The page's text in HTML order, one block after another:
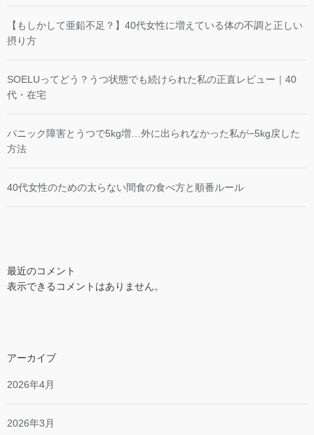
【もしかして亜鉛不足？】40代女性に増えている体の不調と正しい
摂り方
SOELUってどう？うつ状態でも続けられた私の正直レビュー｜40
代・在宅
パニック障害とうつで5kg増…外に出られなかった私が−5kg戻した
方法
40代女性のための太らない間食の食べ方と順番ルール
最近のコメント
表示できるコメントはありません。
アーカイブ
2026年4月
2026年3月